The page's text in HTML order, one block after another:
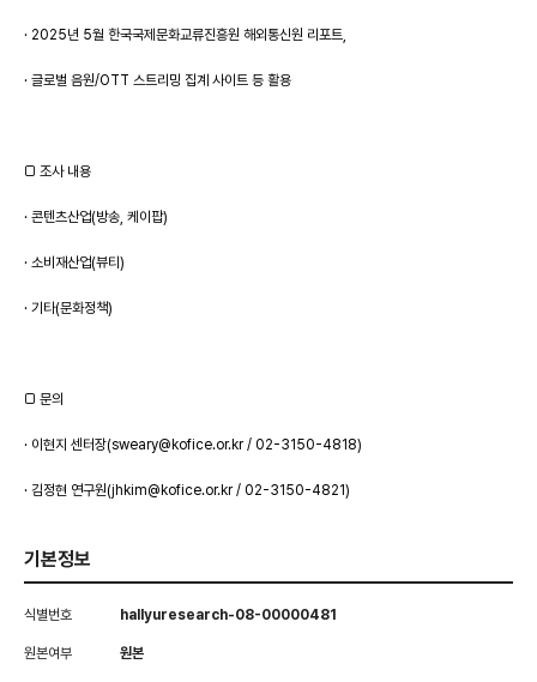
· 2025년 5월 한국국제문화교류진흥원 해외통신원 리포트,
· 글로벌 음원/OTT 스트리밍 집계 사이트 등 활용
□ 조사 내용
· 콘텐츠산업(방송, 케이팝)
· 소비재산업(뷰티)
· 기타(문화정책)
□ 문의
· 이현지 센터장(sweary@kofice.or.kr / 02-3150-4818)
· 김정현 연구원(jhkim@kofice.or.kr / 02-3150-4821)
기본정보
식별번호 hallyuresearch-08-00000481
원본여부 원본